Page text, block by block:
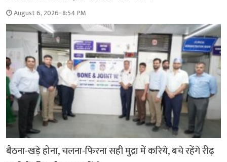
August 6, 2026- 8:54 PM
बैठना-खड़े होना, चलना-फिरना सही मुद्रा में करिये, बचे रहेंगे रीढ़